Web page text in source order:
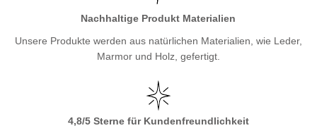
Nachhaltige Produkt Materialien
Unsere Produkte werden aus natürlichen Materialien, wie Leder,
Marmor und Holz, gefertigt.
4,8/5 Sterne für Kundenfreundlichkeit